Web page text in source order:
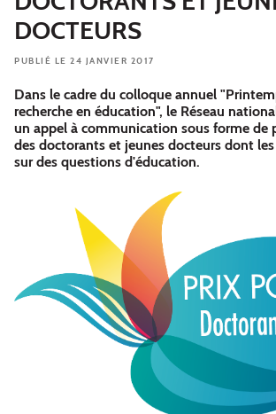
DOCTEURS
PUBLIÉ LE 24 JANVIER 2017
Dans le cadre du colloque annuel
recherche en éducation", le Réseau
un appel à communication sous forme de
des doctorants et jeunes docteurs dont
sur des questions d'éducation.